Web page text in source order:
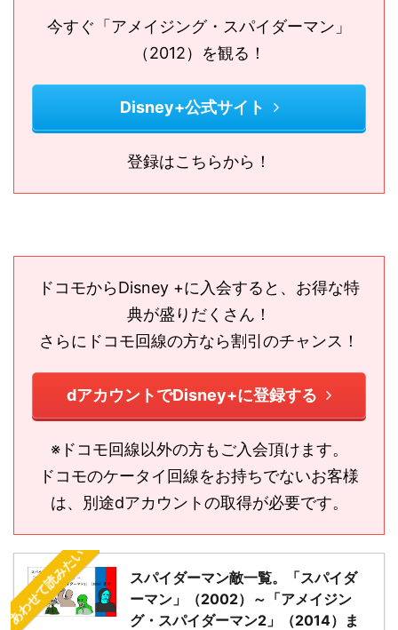
今すぐ「アメイジング・スパイダーマン」
（2012）を観る！
Disney+公式サイト
登録はこちらから！
ドコモからDisney +に入会すると、お得な特
典が盛りだくさん！
さらにドコモ回線の方なら割引のチャンス！
dアカウントでDisney+に登録する
※ドコモ回線以外の方もご入会頂けます。
ドコモのケータイ回線をお持ちでないお客様
は、別途dアカウントの取得が必要です。
あわせて読みたい
スパイダーマン敵一覧。「スパイダ
ーマン」（2002）～「アメイジン
グ・スパイダーマン2」（2014）ま